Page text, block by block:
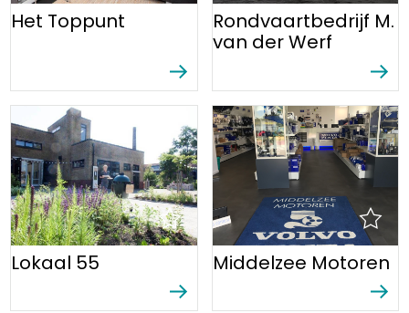
Het Toppunt
Rondvaartbedrijf M.
van der Werf
Lokaal 55 Middelzee Motoren